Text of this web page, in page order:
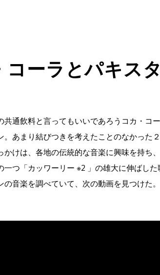
コーラとパキス
共通飲料と言ってもいいであろうコカ・コ
。あまり結びつきを考えたことのなかった
かけは、各地の伝統的な音楽に興味を持ち
一つ「カッワーリー ※2 」の雄大に伸ばし
の音楽を調べていて、次の動画を見つけた。